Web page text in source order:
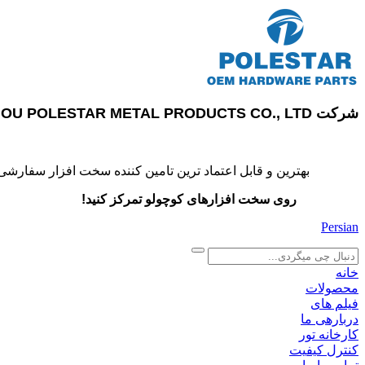
شرکت SUZHOU POLESTAR METAL PRODUCTS CO., LTD
بهترین و قابل اعتماد ترین تامین کننده سخت افزار
روی سخت افزارهای کوچولو تمرکز کنید!
Persian
search
خانه
محصولات
فیلم های
دربارهی ما
کارخانه تور
کنترل کیفیت